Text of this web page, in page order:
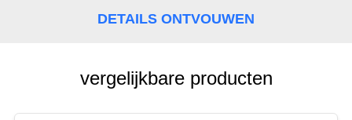
DETAILS ONTVOUWEN
vergelijkbare producten